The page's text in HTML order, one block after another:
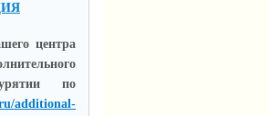
центра
по
additional-